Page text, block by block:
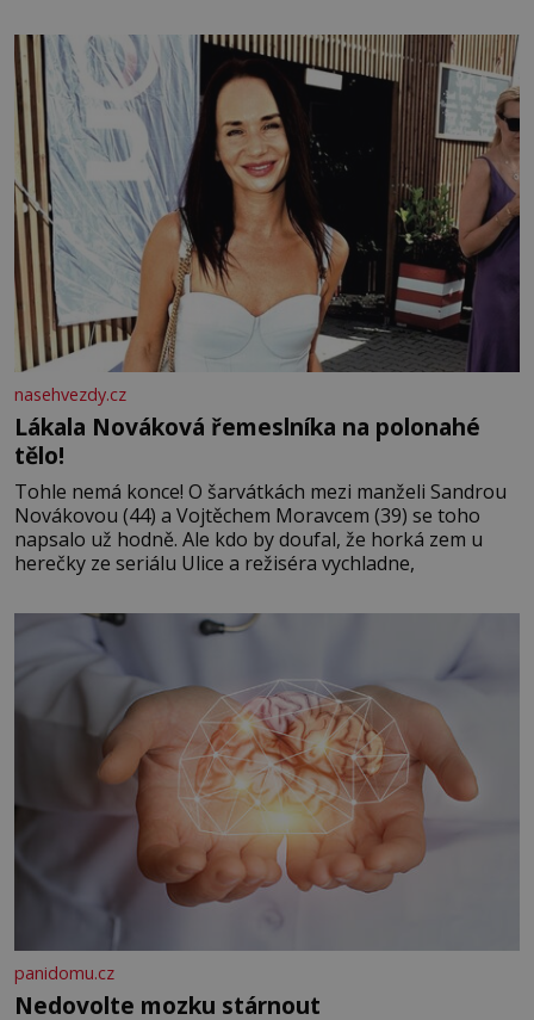
tisíc příslušnic svého včelstva, vznikne jeden z
nejdokonalejších organismů
nasehvezdy.cz
Lákala Nováková řemeslníka na polonahé
tělo!
Tohle nemá konce! O šarvátkách mezi manželi Sandrou
Novákovou (44) a Vojtěchem Moravcem (39) se toho
napsalo už hodně. Ale kdo by doufal, že horká zem u
herečky ze seriálu Ulice a režiséra vychladne,
panidomu.cz
Nedovolte mozku stárnout